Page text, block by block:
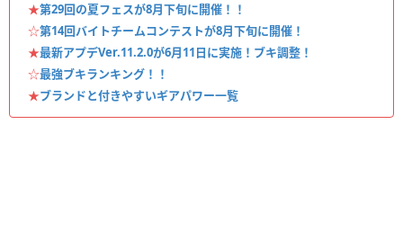
★第29回の夏フェスが8月下旬に開催！！
☆第14回バイトチームコンテストが8月下旬に開催！
★最新アプデVer.11.2.0が6月11日に実施！ブキ調整！
☆最強ブキランキング！！
★ブランドと付きやすいギアパワー一覧